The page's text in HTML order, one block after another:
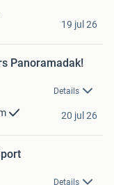
19 jul 26
Panoramadak!
Details
20 jul 26
Details